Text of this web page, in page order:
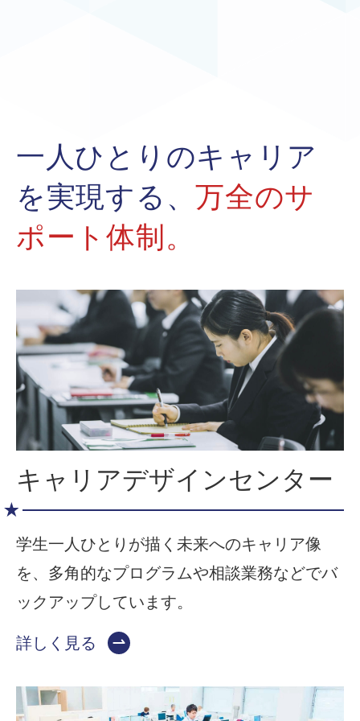
一人ひとりのキャリア
を実現する、万全のサ
ポート体制。
キャリアデザインセンター
学生一人ひとりが描く未来へのキャリア像
を、多角的なプログラムや相談業務などでバ
ックアップしています。
詳しく見る